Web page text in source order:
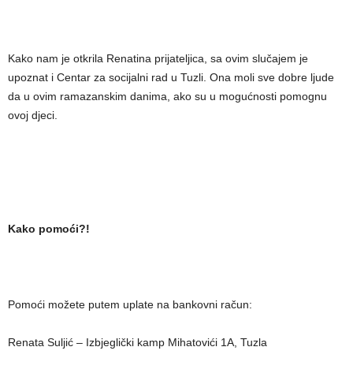
Kako nam je otkrila Renatina prijateljica, sa ovim slučajem je
upoznat i Centar za socijalni rad u Tuzli. Ona moli sve dobre ljude
da u ovim ramazanskim danima, ako su u mogućnosti pomognu
ovoj djeci.
Kako pomoći?!
Pomoći možete putem uplate na bankovni račun:
Renata Suljić – Izbjeglički kamp Mihatovići 1A, Tuzla